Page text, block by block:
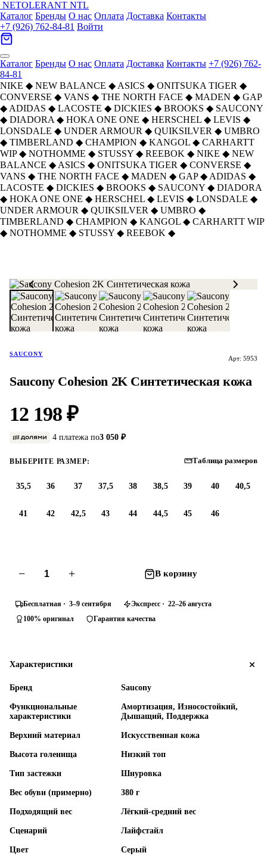
NETOLERANT NTL
Каталог Бренды О нас Оплата Доставка Контакты
+7 (926) 762-84-81 Войти
Каталог Бренды О нас Оплата Доставка Контакты +7 (926) 762-
84-81
NIKE ◆ NEW BALANCE ◆ ASICS ◆ ONITSUKA TIGER ◆
CONVERSE ◆ VANS ◆ THE NORTH FACE ◆ MADEN ◆ GAP
◆ ADIDAS ◆ LACOSTE ◆ DICKIES ◆ BROOKS ◆ SAUCONY
◆ DIADORA ◆ HOKA ONE ONE ◆ HERSCHEL ◆ LEVIS ◆
LONSDALE ◆ UNDER ARMOUR ◆ QUIKSILVER ◆ UMBRO
◆ TIMBERLAND ◆ CHAMPION ◆ KANGOL ◆ CARHARTT
WIP ◆ NOTHOMME ◆ STUSSY ◆ REEBOK ◆ NIKE ◆ NEW
BALANCE ◆ ASICS ◆ ONITSUKA TIGER ◆ CONVERSE ◆
VANS ◆ THE NORTH FACE ◆ MADEN ◆ GAP ◆ ADIDAS ◆
LACOSTE ◆ DICKIES ◆ BROOKS ◆ SAUCONY ◆ DIADORA
◆ HOKA ONE ONE ◆ HERSCHEL ◆ LEVIS ◆ LONSDALE ◆
UNDER ARMOUR ◆ QUIKSILVER ◆ UMBRO ◆
TIMBERLAND ◆ CHAMPION ◆ KANGOL ◆ CARHARTT WIP
◆ NOTHOMME ◆ STUSSY ◆ REEBOK ◆
SAUCONY
Арт: 5953
Saucony Cohesion 2K Синтетическая кожа
12 198 ₽
4 платежа по3 050 ₽
ВЫБЕРИТЕ РАЗМЕР: Таблица размеров
35,5 36 37 37,5 38 38,5 39 40 40,5
41 42 42,5 43 44 44,5 45 46
− + В корзину
Бесплатная · 3–9 сентября
Экспресс · 22–26 августа
100% оригинал
Гарантия качества
Характеристики
Бренд Saucony
Функциональные
характеристики
Амортизация, Износостойкий,
Дышащий, Поддержка
Верхний материал Искусственная кожа
Высота голенища Низкий топ
Тип застежки Шнуровка
Вес обуви (примерно) 380 г
Подходящий вес Лёгкий-средний вес
Сценарий Лайфстайл
Цвет Серый